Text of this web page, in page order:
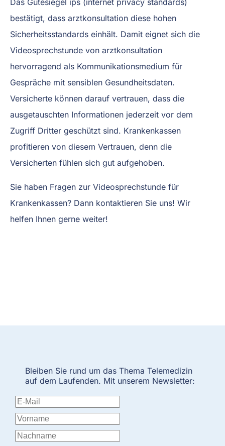
bestätigt, dass arztkonsultation diese hohen
Sicherheitsstandards einhält. Damit eignet sich die
Videosprechstunde von arztkonsultation
hervorragend als Kommunikationsmedium für
Gespräche mit sensiblen Gesundheitsdaten.
Versicherte können darauf vertrauen, dass die
ausgetauschten Informationen jederzeit vor dem
Zugriff Dritter geschützt sind. Krankenkassen
profitieren von diesem Vertrauen, denn die
Versicherten fühlen sich gut aufgehoben.
Sie haben Fragen zur Videosprechstunde für
Krankenkassen? Dann kontaktieren Sie uns! Wir
helfen Ihnen gerne weiter!
Bleiben Sie rund um das Thema Telemedizin
auf dem Laufenden. Mit unserem Newsletter: